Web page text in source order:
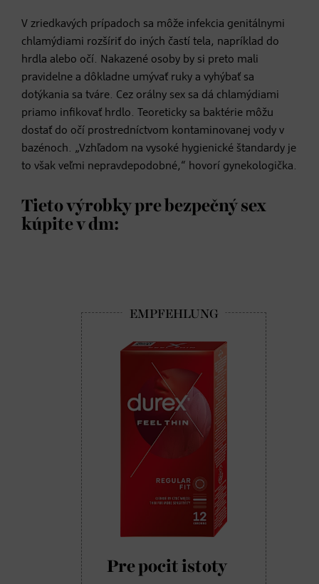
V zriedkavých prípadoch sa môže infekcia genitálnymi
chlamýdiami rozšíriť do iných častí tela, napríklad do
hrdla alebo očí. Nakazené osoby by si preto mali
pravidelne a dôkladne umývať ruky a vyhýbať sa
dotýkania sa tváre. Cez orálny sex sa dá chlamýdiami
priamo infikovať hrdlo. Teoreticky sa baktérie môžu
dostať do očí prostredníctvom kontaminovanej vody v
bazénoch. „Vzhľadom na vysoké hygienické štandardy je
to však veľmi nepravdepodobné,“ hovorí gynekologička.
Tieto výrobky pre bezpečný sex
kúpite v dm:
Pre pocit istoty